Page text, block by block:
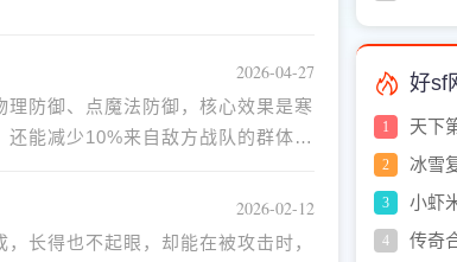
防御、点魔法防御，核心效果是寒
能减少10%来自敌方战队的群体技
2026-04-27
长得也不起眼，却能在被攻击时，
2026-02-12
好sf
1 天下
2 冰雪
3 小虾
4 传奇